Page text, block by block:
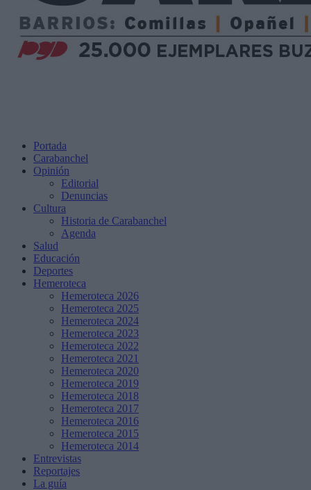
Portada
Carabanchel
Opinión
Editorial
Denuncias
Cultura
Historia de Carabanchel
Agenda
Salud
Educación
Deportes
Hemeroteca
Hemeroteca 2026
Hemeroteca 2025
Hemeroteca 2024
Hemeroteca 2023
Hemeroteca 2022
Hemeroteca 2021
Hemeroteca 2020
Hemeroteca 2019
Hemeroteca 2018
Hemeroteca 2017
Hemeroteca 2016
Hemeroteca 2015
Hemeroteca 2014
Entrevistas
Reportajes
La guía